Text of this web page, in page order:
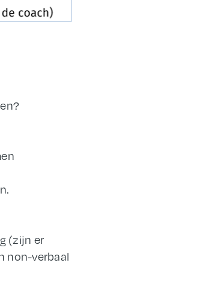
(zijn er
non-verbaal